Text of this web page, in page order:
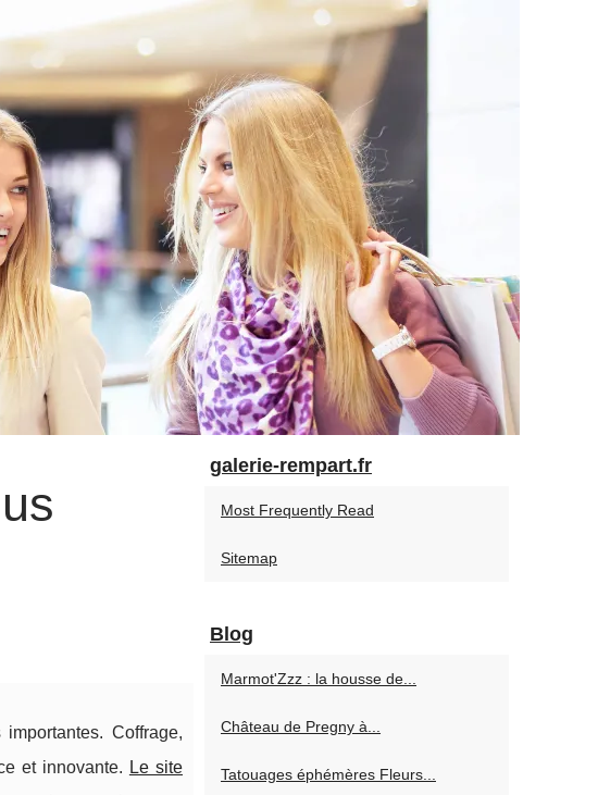
Coffrage,
et innovante. Le site
galerie-rempart.fr
Most Frequently Read
Sitemap
Blog
Marmot'Zzz : la housse de...
Château de Pregny à...
Tatouages éphémères Fleurs...